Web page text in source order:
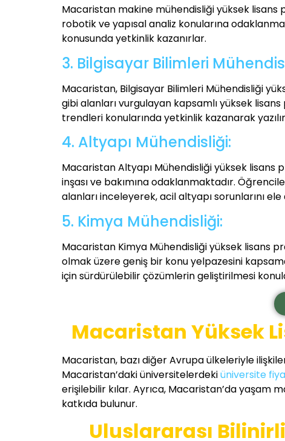
Macaristan makine mühendisliği yüksek
robotik ve yapısal analiz konularına
konusunda yetkinlik kazanırlar.
3. Bilgisayar Bilimleri
Macaristan, Bilgisayar Bilimleri Mühendisliği
gibi alanları vurgulayan kapsamlı yüksek
trendleri konularında yetkinlik kazanarak
4. Altyapı Mühendisliği:
Macaristan Altyapı Mühendisliği yüksek lisans
inşası ve bakımına odaklanmaktadır.
alanları inceleyerek, acil altyapı sorunlarını
5. Kimya Mühendisliği:
Macaristan Kimya Mühendisliği yüksek lisans
olmak üzere geniş bir konu yelpazesini
için sürdürülebilir çözümlerin geliştirilmesi
Macaristan Yüksek
Macaristan, bazı diğer Avrupa ülkeleriyle
Macaristan’daki üniversitelerdekiüniversite
erişilebilir kılar. Ayrıca, Macaristan’da
katkıda bulunur.
Uluslararası